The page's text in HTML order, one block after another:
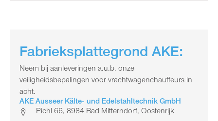
Fabrieksplattegrond AKE:
Neem bij aanleveringen a.u.b. onze
veiligheidsbepalingen voor vrachtwagenchauffeurs in
acht.
AKE Ausseer Kälte- und Edelstahltechnik GmbH
Pichl 66, 8984 Bad Mitterndorf, Oostenrijk